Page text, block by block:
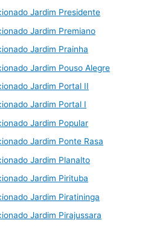
Jardim Presidente
Jardim Premiano
Jardim Prainha
Jardim Pouso Alegre
Jardim Portal II
Jardim Portal I
Jardim Popular
Jardim Ponte Rasa
Jardim Planalto
Jardim Pirituba
Jardim Piratininga
Jardim Pirajussara